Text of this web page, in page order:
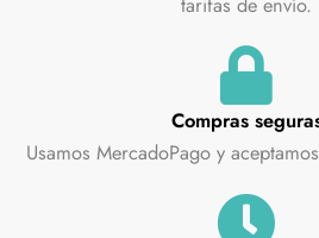
Compras
Usamos MercadoPago y